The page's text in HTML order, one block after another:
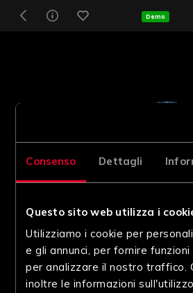
Consenso Dettagli
Questo sito web utilizza i
Utilizziamo i cookie per
e gli annunci, per fornire
per analizzare il nostro traffico.
inoltre le informazioni
Demo